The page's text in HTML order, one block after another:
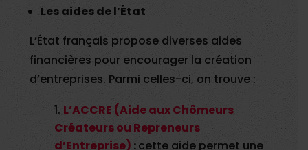
Les aides de l’État
L’État français propose diverses aides
financières pour encourager la création
d’entreprises. Parmi celles-ci, on trouve :
L’ACCRE (Aide aux Chômeurs
Créateurs ou Repreneurs
d’Entreprise) :cette aide permet une